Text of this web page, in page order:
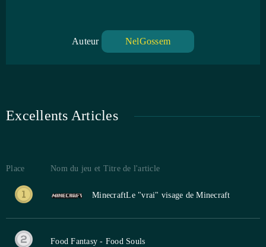
Auteur NelGossem
Excellents Articles
Place Nom du jeu et Titre de l'article
MinecraftLe "vrai" visage de Minecraft
Food Fantasy - Food Souls